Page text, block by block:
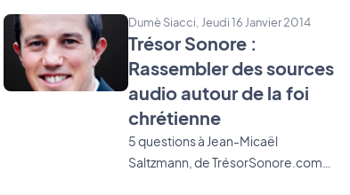
moment, mais ça va venir d'ici peu
de temps :) Je voulais donc vous
rappeler de télécharger l'app
"GoodBarber News" pour être sûr
de ne rater aucune nouveauté !
Dumè Siacci, Jeudi 16 Janvier 2014
Trésor Sonore :
Rassembler des sources
audio autour de la foi
chrétienne
5 questions à Jean-Micaël
Saltzmann, de TrésorSonore.com